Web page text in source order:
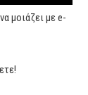
μοιάζει με e-